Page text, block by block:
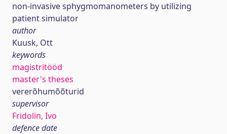
non-invasive sphygmomanometers by utilizing
patient simulator
author
Kuusk, Ott
keywords
magistritööd
master's theses
vererõhumõõturid
supervisor
Fridolin, Ivo
defence date